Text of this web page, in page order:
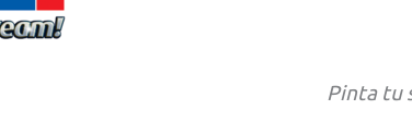
Pinta tu